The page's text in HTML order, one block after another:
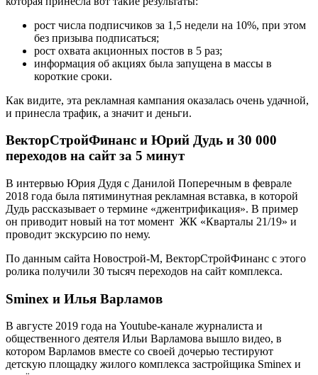
рост числа подписчиков за 1,5 недели на 10%, при этом
без призыва подписаться;
рост охвата акционных постов в 5 раз;
информация об акциях была запущена в массы в
короткие сроки.
Как видите, эта рекламная кампания оказалась очень удачной,
и принесла трафик, а значит и деньги.
ВекторСтройФинанс и Юрий Дудь и 30 000
переходов на сайт за 5 минут
В интервью Юрия Дудя с Данилой Поперечным в феврале
2018 года была пятиминутная рекламная вставка, в которой
Дудь рассказывает о термине «джентрификация». В пример
он приводит новый на тот момент ЖК «Кварталы 21/19» и
проводит экскурсию по нему.
По данным сайта Новострой-М, ВекторСтройФинанс с этого
ролика получили 30 тысяч переходов на сайт комплекса.
Sminex и Илья Варламов
В августе 2019 года на Youtube-канале журналиста и
общественного деятеля Ильи Варламова вышло видео, в
котором Варламов вместе со своей дочерью тестируют
детскую площадку жилого комплекса застройщика Sminex и